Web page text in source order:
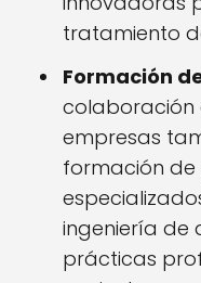
tratamiento
Formación
colaboración
empresas
formación
ingeniería de
prácticas